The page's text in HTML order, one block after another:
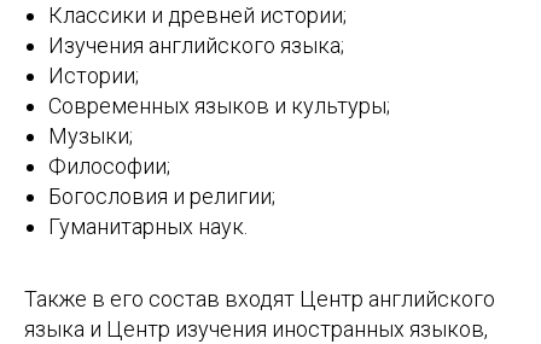
Классики и древней истории;
Изучения английского языка;
Истории;
Современных языков и культуры;
Музыки;
Философии;
Богословия и религии;
Гуманитарных наук.
Также в его состав входят Центр английского
языка и Центр изучения иностранных языков,